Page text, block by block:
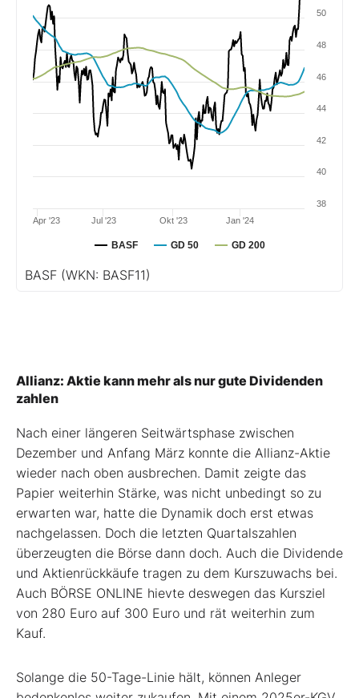
BASF GD 50 GD 200
Jul '23 Jan '24
Apr '23 Okt '23
38
40
42
44
46
48
50
BASF (WKN: BASF11)
Allianz: Aktie kann mehr als nur gute Dividenden
zahlen
Nach einer längeren Seitwärtsphase zwischen
Dezember und Anfang März konnte die Allianz-Aktie
wieder nach oben ausbrechen. Damit zeigte das
Papier weiterhin Stärke, was nicht unbedingt so zu
erwarten war, hatte die Dynamik doch erst etwas
nachgelassen. Doch die letzten Quartalszahlen
überzeugten die Börse dann doch. Auch die Dividende
und Aktienrückkäufe tragen zu dem Kurszuwachs bei.
Auch BÖRSE ONLINE hievte deswegen das Kursziel
von 280 Euro auf 300 Euro und rät weiterhin zum
Kauf.
Solange die 50-Tage-Linie hält, können Anleger